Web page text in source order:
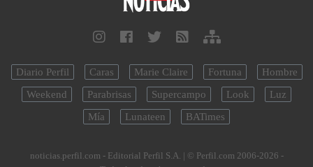
Diario Perfil Caras Marie Claire Fortuna
Hombre
Weekend
Parabrisas Supercampo Look
Luz
Mía
Lunateen BATimes
noticias.perfil.com - Editorial Perfil S.A. | © Perfil.com 2006-2026 -